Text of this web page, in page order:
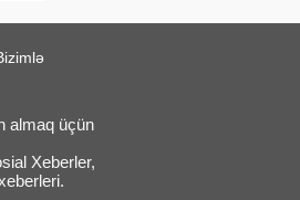
almaq üçün
Xeberler,